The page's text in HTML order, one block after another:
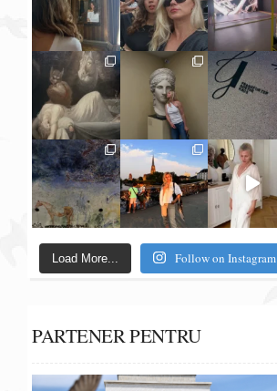
Load More... Follow on Instagram
PARTENER PENTRU